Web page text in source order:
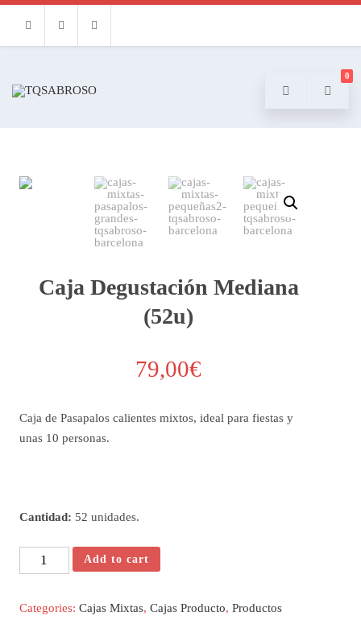
0
Caja Degustación Mediana
(52u)
79,00€
Caja de Pasapalos calientes mixtos, ideal para fiestas y
unas 10 personas.
Cantidad: 52 unidades.
Degustación
(52u)
Add to cart
Categories: Cajas Mixtas, Cajas Producto, Productos